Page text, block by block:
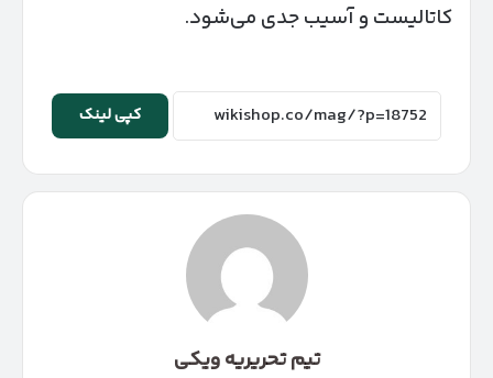
کاتالیست و آسیب جدی می‌شود.
کپی لینک
تیم تحریریه ویکی